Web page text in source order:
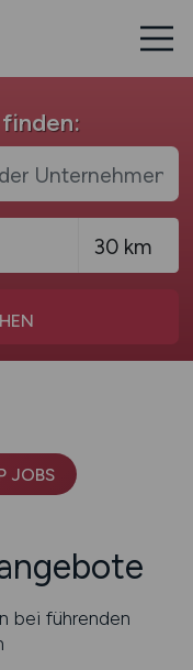
JOBS
bei führenden